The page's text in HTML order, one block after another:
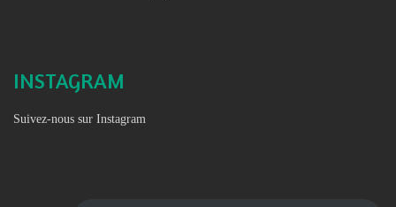
INSTAGRAM
Suivez-nous sur Instagram